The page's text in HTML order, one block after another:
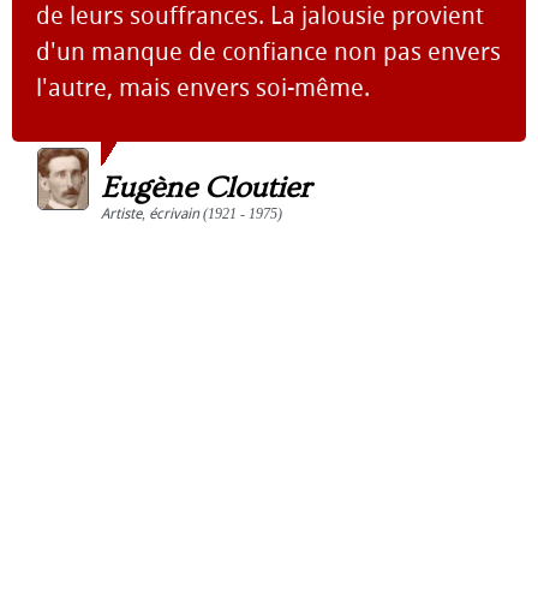
de leurs souffrances. La jalousie provient
d'un manque de confiance non pas envers
l'autre, mais envers soi-même.
Eugène Cloutier
Artiste, écrivain(1921 - 1975)